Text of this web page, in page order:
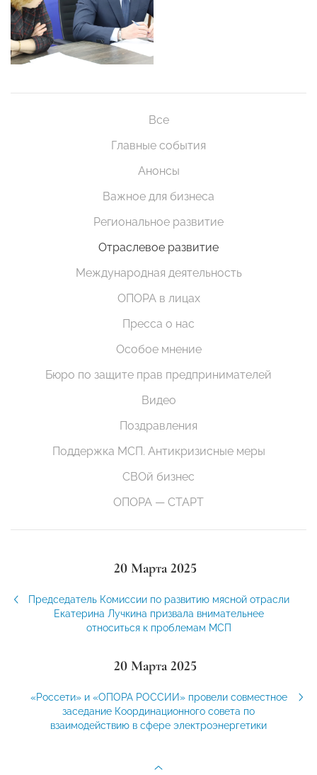
Все
Главные события
Анонсы
Важное для бизнеса
Региональное развитие
Отраслевое развитие
Международная деятельность
ОПОРА в лицах
Пресса о нас
Особое мнение
Бюро по защите прав предпринимателей
Видео
Поздравления
Поддержка МСП. Антикризисные меры
СВОй бизнес
ОПОРА — СТАРТ
20 Марта 2025
Председатель Комиссии по развитию мясной отрасли
Екатерина Лучкина призвала внимательнее
относиться к проблемам МСП
20 Марта 2025
«Россети» и «ОПОРА РОССИИ» провели совместное
заседание Координационного совета по
взаимодействию в сфере электроэнергетики